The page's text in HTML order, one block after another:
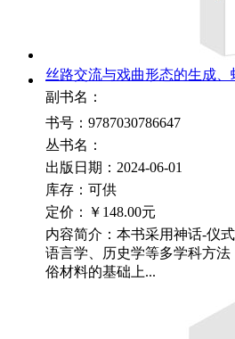
丝路交流与戏曲形态的生成、
副书名：
书号：9787030786647
丛书名：
出版日期：2024-06-01
库存：可供
定价：
￥148.00元
内容简介：本书采用神话-仪
语言学、历史学等多学科方
俗材料的基础上...